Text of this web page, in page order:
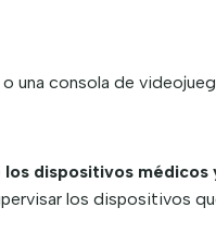
una consola de
los dispositivos médicos
los dispositivos